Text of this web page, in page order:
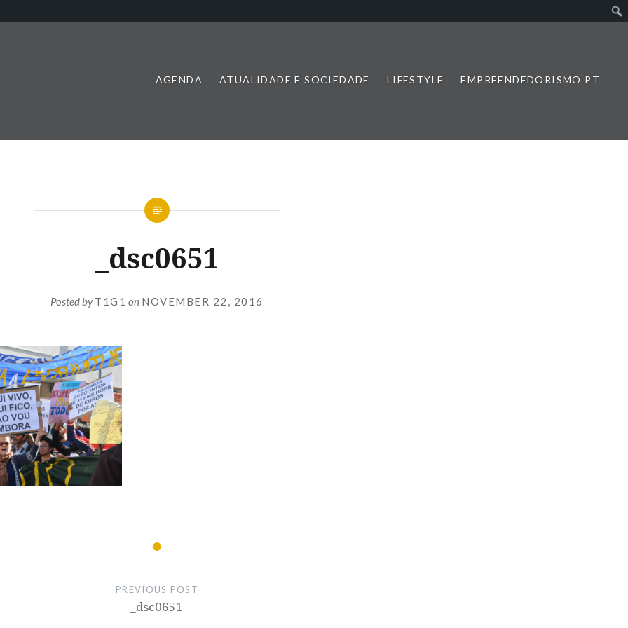
AGENDA ATUALIDADE E SOCIEDADE LIFESTYLE EMPREENDEDORISMO PT
_dsc0651
Posted byT1G1 on NOVEMBER 22, 2016
PREVIOUS POST
_dsc0651